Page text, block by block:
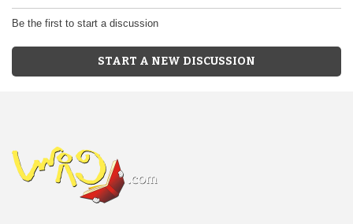
Be the first to start a discussion
START A NEW DISCUSSION